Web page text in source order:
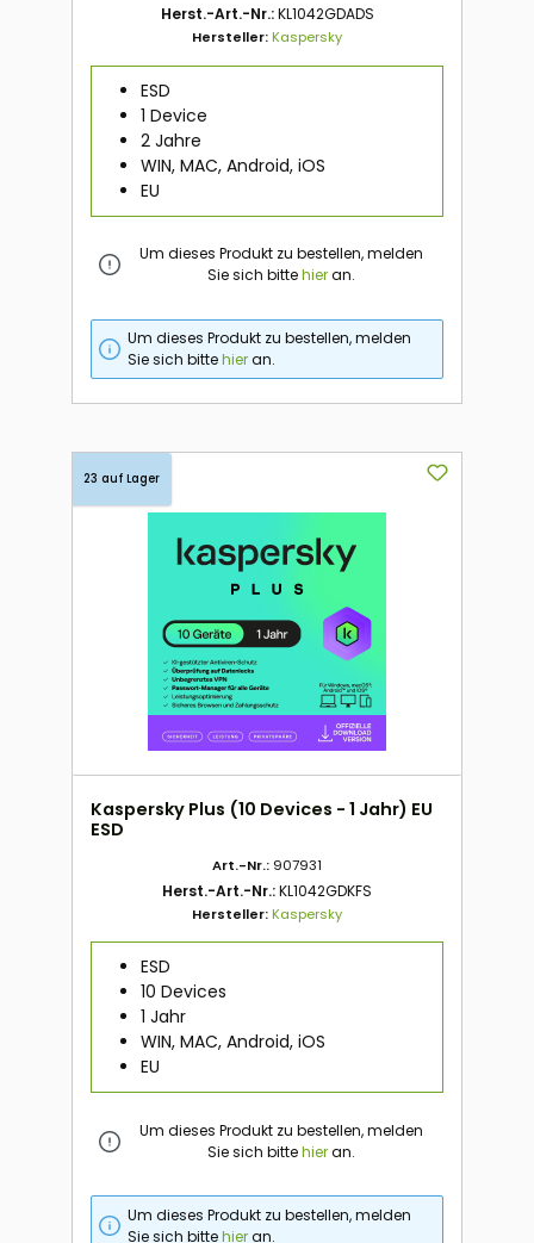
Herst.-Art.-Nr.:KL1042GDADS
Hersteller:Kaspersky
ESD
1 Device
2 Jahre
WIN, MAC, Android, iOS
EU
Um dieses Produkt zu bestellen, melden
Sie sich bittehieran.
Um dieses Produkt zu bestellen, melden
Sie sich bittehieran.
23 auf Lager
Kaspersky Plus (10 Devices - 1 Jahr) EU
ESD
Art.-Nr.: 907931
Herst.-Art.-Nr.:KL1042GDKFS
Hersteller:Kaspersky
ESD
10 Devices
1 Jahr
WIN, MAC, Android, iOS
EU
Um dieses Produkt zu bestellen, melden
Sie sich bittehieran.
Um dieses Produkt zu bestellen, melden
Sie sich bittehieran.